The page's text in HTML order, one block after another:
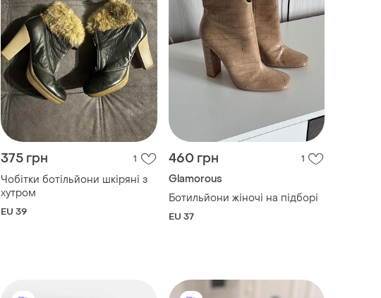
375 грн 1
Чобітки ботільйони шкіряні з
хутром
EU 39
460 грн 1
Glamorous
Ботильйони жіночі на підборі
EU 37